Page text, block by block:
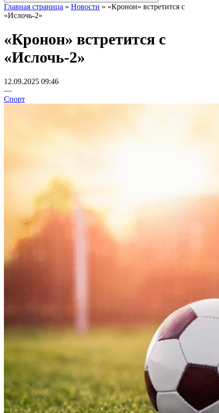
Главная страница » Новости » «Кронон» встретится с
«Ислочь-2»
«Кронон» встретится с
«Ислочь-2»
12.09.2025 09:46
—
Спорт